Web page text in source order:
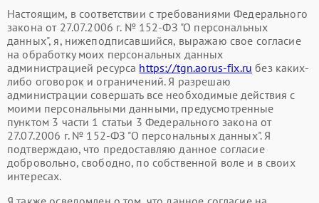
Настоящим, в соответствии с требованиями Федерального
закона от 27.07.2006 г. № 152-ФЗ "О персональных
данных", я, нижеподписавшийся, выражаю свое согласие
на обработку моих персональных данных
администрацией ресурса https://tgn.aorus-fix.ru без каких-
либо оговорок и ограничений. Я разрешаю
администрации совершать все необходимые действия с
моими персональными данными, предусмотренные
пунктом 3 части 1 статьи 3 Федерального закона от
27.07.2006 г. № 152-ФЗ "О персональных данных". Я
подтверждаю, что предоставляю данное согласие
добровольно, свободно, по собственной воле и в своих
интересах.